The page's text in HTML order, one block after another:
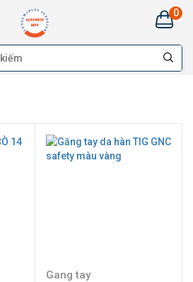
0
Gang tay